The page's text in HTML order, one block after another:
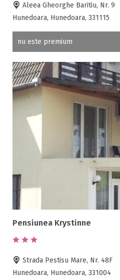
Aleea Gheorghe Baritiu, Nr. 9
Hunedoara, Hunedoara, 331115
nu este premium
Pensiunea Krystinne
Strada Pestisu Mare, Nr. 48F
Hunedoara, Hunedoara, 331004